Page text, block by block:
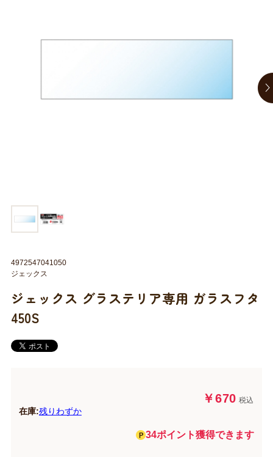
ジェックス グラステリア専用 ガラスフタ
450S
￥670 税込
在庫:残りわずか
34ポイント獲得できます
4972547041050
ジェックス